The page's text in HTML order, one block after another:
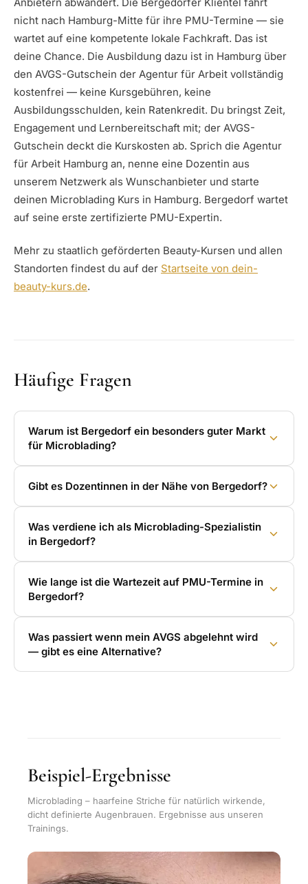
nicht nach Hamburg-Mitte für ihre PMU-Termine — sie
wartet auf eine kompetente lokale Fachkraft. Das ist
deine Chance. Die Ausbildung dazu ist in Hamburg über
den AVGS-Gutschein der Agentur für Arbeit vollständig
kostenfrei — keine Kursgebühren, keine
Ausbildungsschulden, kein Ratenkredit. Du bringst Zeit,
Engagement und Lernbereitschaft mit; der AVGS-
Gutschein deckt die Kurskosten ab. Sprich die Agentur
für Arbeit Hamburg an, nenne eine Dozentin aus
unserem Netzwerk als Wunschanbieter und starte
deinen Microblading Kurs in Hamburg. Bergedorf wartet
auf seine erste zertifizierte PMU-Expertin.
Mehr zu staatlich geförderten Beauty-Kursen und allen
Standorten findest du auf der Startseite von dein-
beauty-kurs.de.
Häufige Fragen
Warum ist Bergedorf ein besonders guter Markt
für Microblading?
Gibt es Dozentinnen in der Nähe von Bergedorf?
Was verdiene ich als Microblading-Spezialistin
in Bergedorf?
Wie lange ist die Wartezeit auf PMU-Termine in
Bergedorf?
Was passiert wenn mein AVGS abgelehnt wird
— gibt es eine Alternative?
Beispiel-Ergebnisse
Microblading – haarfeine Striche für natürlich wirkende,
dicht definierte Augenbrauen. Ergebnisse aus unseren
Trainings.